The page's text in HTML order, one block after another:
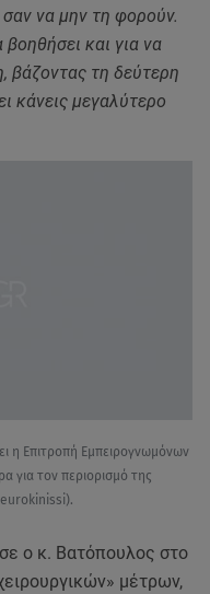
να μην τη φορούν.
και για να
βάζοντας τη δεύτερη
κάνεις μεγαλύτερο
η Επιτροπή Εμπειρογνωμόνων
για τον περιορισμό της
ο κ. Βατόπουλος στο
μέτρων,